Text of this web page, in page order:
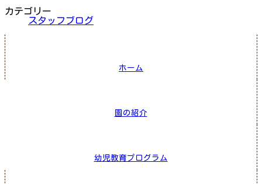
カテゴリー
スタッフブログ
ホーム
園の紹介
幼児教育プログラム